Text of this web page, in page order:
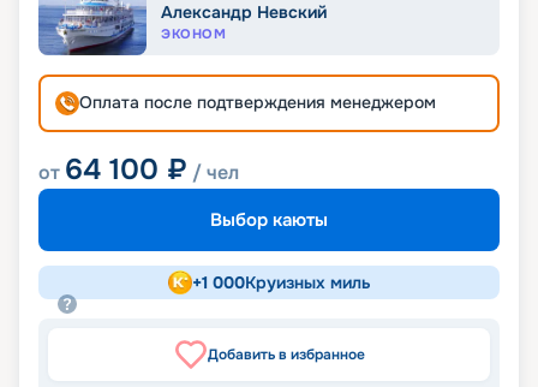
Александр Невский
ЭКОНОМ
Оплата после подтверждения менеджером
от 64 100 ₽ / чел
Выбор каюты
+1 000Круизных миль
Добавить в избранное